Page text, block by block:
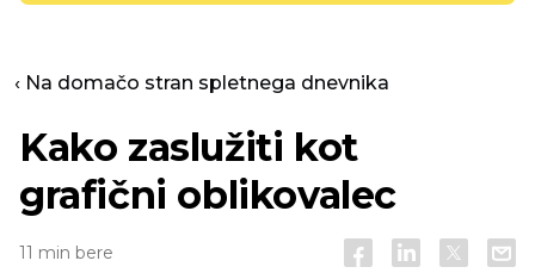
‹ Na domačo stran spletnega dnevnika
Kako zaslužiti kot
grafični oblikovalec
11 min bere